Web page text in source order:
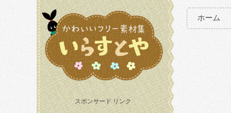
スポンサード リンク
ホーム